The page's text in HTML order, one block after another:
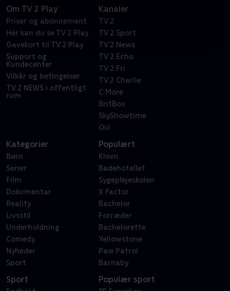
Om TV 2 Play
Priser og abonnement
Her kan du se TV 2 Play
Gavekort til TV 2 Play
Support og
Kundecenter
Vilkår og betingelser
TV 2 NEWS i offentligt
rum
Kanaler
TV 2
TV 2 Sport
TV 2 News
TV 2 Echo
TV 2 Fri
TV 2 Charlie
C More
BritBox
SkyShowtime
Oiii
Kategorier
Børn
Serier
Film
Dokumentar
Reality
Livsstil
Underholdning
Comedy
Nyheder
Sport
Populært
Klovn
Badehotellet
Sygeplejeskolen
X Factor
Bachelor
Forræder
Bachelorette
Yellowstone
Paw Patrol
Barnaby
Sport Populær sport